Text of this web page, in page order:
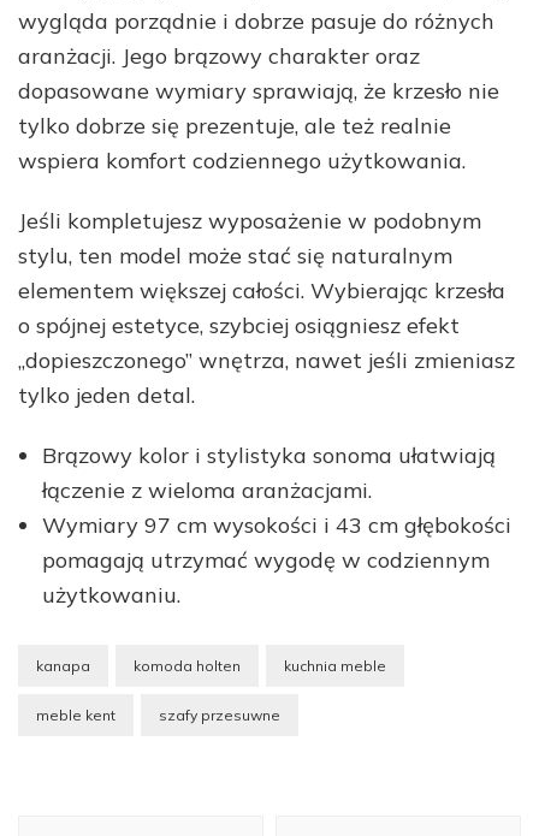
wygląda porządnie i dobrze pasuje do różnych
aranżacji. Jego brązowy charakter oraz
dopasowane wymiary sprawiają, że krzesło nie
tylko dobrze się prezentuje, ale też realnie
wspiera komfort codziennego użytkowania.
Jeśli kompletujesz wyposażenie w podobnym
stylu, ten model może stać się naturalnym
elementem większej całości. Wybierając krzesła
o spójnej estetyce, szybciej osiągniesz efekt
„dopieszczonego” wnętrza, nawet jeśli zmieniasz
tylko jeden detal.
Brązowy kolor i stylistyka sonoma ułatwiają
łączenie z wieloma aranżacjami.
Wymiary 97 cm wysokości i 43 cm głębokości
pomagają utrzymać wygodę w codziennym
użytkowaniu.
kanapa komoda holten kuchnia meble
meble kent szafy przesuwne